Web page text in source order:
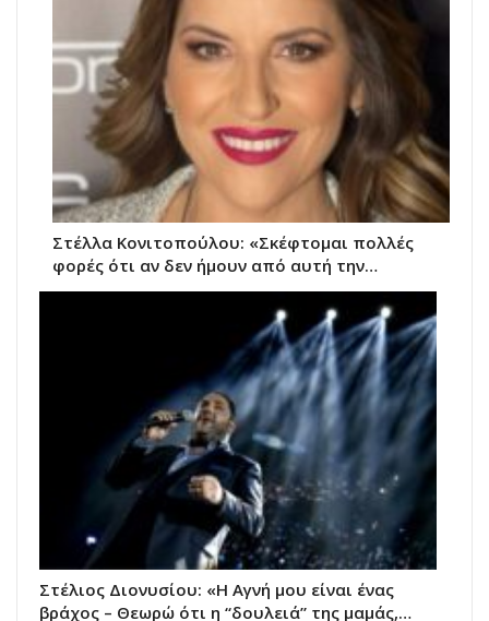
Στέλλα Κονιτοπούλου: «Σκέφτομαι πολλές
φορές ότι αν δεν ήμουν από αυτή την…
Στέλιος Διονυσίου: «Η Αγνή μου είναι ένας
βράχος – Θεωρώ ότι η “δουλειά” της μαμάς,…